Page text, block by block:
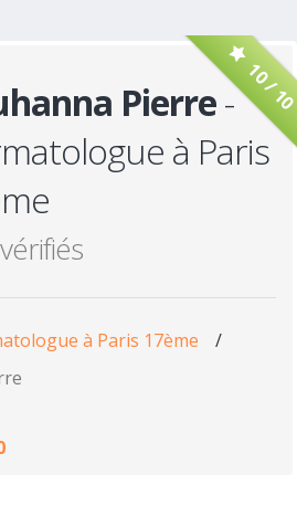
10 /
Pierre-
à Paris
à Paris 17ème
/